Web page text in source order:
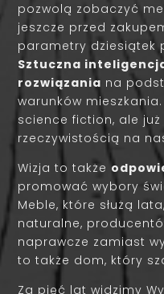
pozwolą zobaczyć
jeszcze przed
parametry dziesiątek
Sztuczna
rozwiązania na
warunków
science fiction, ale
rzeczywistością na
Wizja to także
promować wybory
Meble, które służą
naturalne,
naprawcze zamiast
to także dom, który
Za pięć lat widzimy